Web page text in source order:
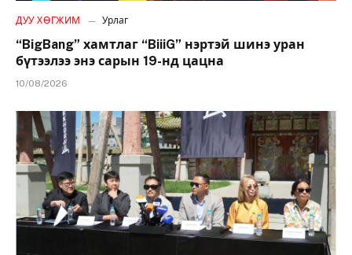
ДУУ ХӨГЖИМ Урлаг
“BigBang” хамтлаг “BiiiG” нэртэй шинэ уран
бүтээлээ энэ сарын 19-нд цацна
10/08/2026